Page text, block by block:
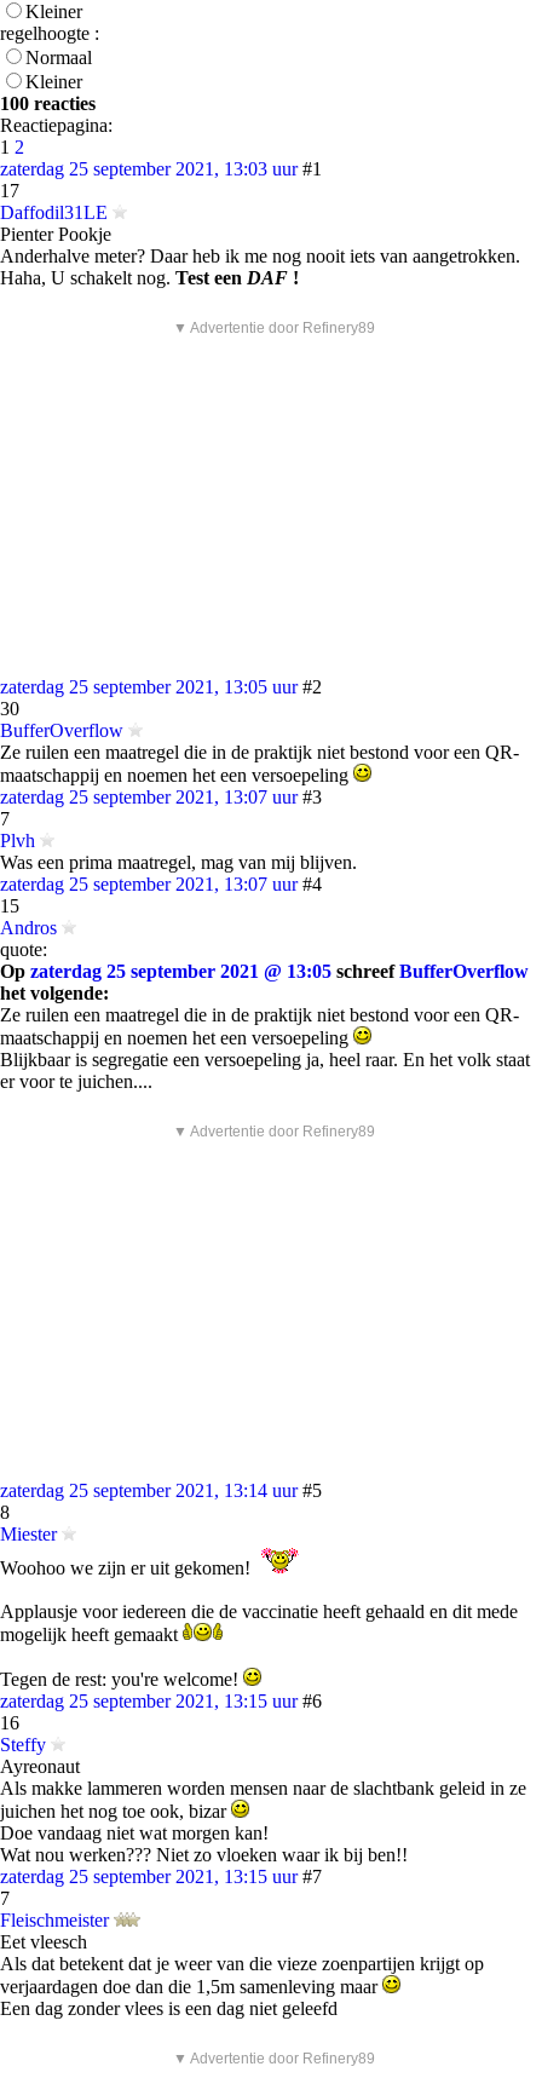
Kleiner
regelhoogte :
Normaal
Kleiner
100 reacties
Reactiepagina:
1 2
zaterdag 25 september 2021, 13:03 uur #1
17
Daffodil31LE
Pienter Pookje
Anderhalve meter? Daar heb ik me nog nooit iets van aangetrokken.
Haha, U schakelt nog. Test een DAF !
▼ Advertentie door Refinery89
zaterdag 25 september 2021, 13:05 uur #2
30
BufferOverflow
Ze ruilen een maatregel die in de praktijk niet bestond voor een QR-
maatschappij en noemen het een versoepeling
zaterdag 25 september 2021, 13:07 uur #3
7
Plvh
Was een prima maatregel, mag van mij blijven.
zaterdag 25 september 2021, 13:07 uur #4
15
Andros
quote:
Op zaterdag 25 september 2021 @ 13:05 schreefBufferOverflow
het volgende:
Ze ruilen een maatregel die in de praktijk niet bestond voor een QR-
maatschappij en noemen het een versoepeling
Blijkbaar is segregatie een versoepeling ja, heel raar. En het volk staat
er voor te juichen....
▼ Advertentie door Refinery89
zaterdag 25 september 2021, 13:14 uur #5
8
Miester
Woohoo we zijn er uit gekomen!
Applausje voor iedereen die de vaccinatie heeft gehaald en dit mede
mogelijk heeft gemaakt
Tegen de rest: you're welcome!
zaterdag 25 september 2021, 13:15 uur #6
16
Steffy
Ayreonaut
Als makke lammeren worden mensen naar de slachtbank geleid in ze
juichen het nog toe ook, bizar
Doe vandaag niet wat morgen kan!
Wat nou werken??? Niet zo vloeken waar ik bij ben!!
zaterdag 25 september 2021, 13:15 uur #7
7
Fleischmeister
Eet vleesch
Als dat betekent dat je weer van die vieze zoenpartijen krijgt op
verjaardagen doe dan die 1,5m samenleving maar
Een dag zonder vlees is een dag niet geleefd
▼ Advertentie door Refinery89